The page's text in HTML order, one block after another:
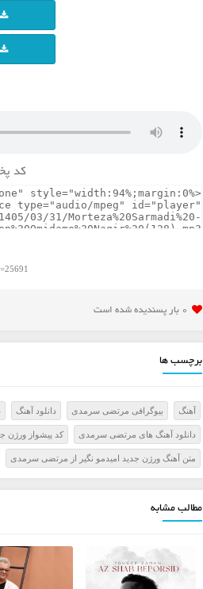
کد
0 بار پسنديده شده است
برچسب ها
آهنگ بیوگرافی مرتضی سرمدی دانلود آهنگ
دانلود آهنگ های مرتضی سرمدی کد پیشواز ورژن
متن آهنگ ورژن جدید امیدمو نگیر از مرتضی سرمدی
مطالب مشابه